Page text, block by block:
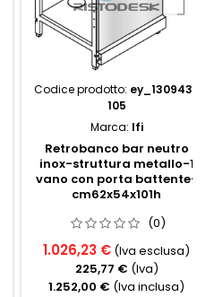
Codice prodotto: ey_130943-
105
Marca: Ifi
Retrobanco bar neutro
inox-struttura metallo-1
vano con porta battente-
cm62x54x101h
(0)
1.026,23 € (Iva esclusa)
225,77 € (Iva)
1.252,00 € (Iva inclusa)